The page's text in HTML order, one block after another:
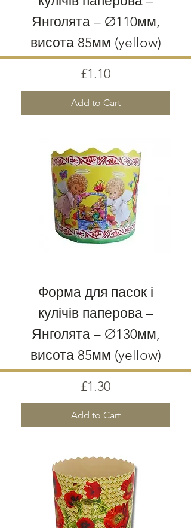
Янголята – Ø110мм,
висота 85мм (yellow)
Price
£1.10
Add to Cart
Форма для пасок і
кулічів паперова –
Янголята – Ø130мм,
висота 85мм (yellow)
Price
£1.30
Add to Cart